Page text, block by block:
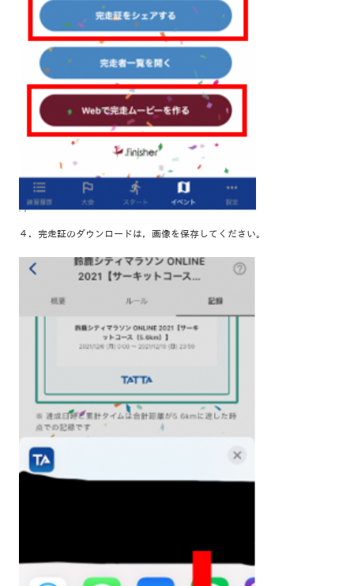
４．完走証のダウンロードは，画像を保存してください。